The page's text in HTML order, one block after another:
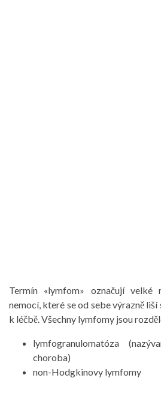
Termín «lymfom» označují velké
nemocí, které se od sebe výrazně
k léčbě. Všechny lymfomy jsou
lymfogranulomatóza
choroba)
non-Hodgkinovy ​​lymfomy